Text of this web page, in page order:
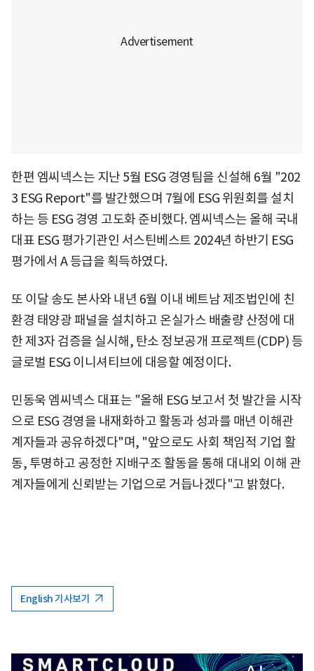
한편 엠씨넥스는 지난 5월 ESG 경영팀을 신설해 6월 "202
3 ESG Report"를 발간했으며 7월에 ESG 위원회를 설치
하는 등 ESG 경영 고도화 준비했다. 엠씨넥스는 올해 국내
대표 ESG 평가기관인 서스틴베스트 2024년 하반기 ESG
평가에서 A 등급을 획득하였다.
또 이달 송도 본사와 내년 6월 이내 베트남 제조법인에 친
환경 태양광 패널을 설치하고 온실가스 배출량 산정에 대
한 제3자 검증을 실시해, 탄소 정보공개 프로젝트(CDP) 등
글로벌 ESG 이니셔티브에 대응할 예정이다.
민동욱 엠씨넥스 대표는 "올해 ESG 보고서 첫 발간을 시작
으로 ESG 경영을 내재화하고 활동과 성과를 매년 이해관
계자들과 공유하겠다"며, "앞으로도 사회 책임적 기업 활
동, 투명하고 공정한 지배구조 활동을 통해 대내외 이해 관
계자들에게 신뢰받는 기업으로 거듭나겠다"고 밝혔다.
English 기사보기